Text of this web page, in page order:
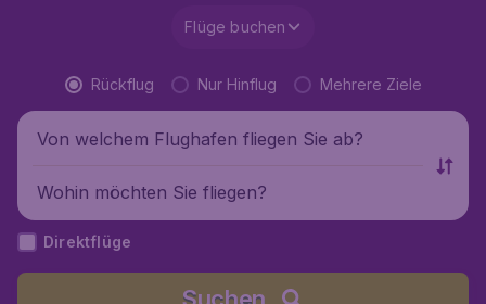
Flüge buchen
Rückflug Nur Hinflug Mehrere Ziele
Von welchem Flughafen fliegen Sie ab?
Wohin möchten Sie fliegen?
Direktflüge